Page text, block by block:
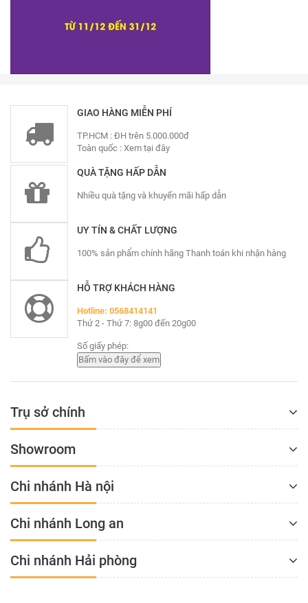
GIAO HÀNG MIỄN PHÍ
TP.HCM : ĐH trên 5.000.000đ
Toàn quốc : Xem tại đây
QUÀ TẶNG HẤP DẪN
Nhiều quà tặng và khuyến mãi hấp dẫn
UY TÍN & CHẤT LƯỢNG
100% sản phẩm chính hãng Thanh toán khi nhận hàng
HỖ TRỢ KHÁCH HÀNG
Hotline: 0568414141
Thứ 2 - Thứ 7: 8g00 đến 20g00
Số giấy phép:
Trụ sở chính
Showroom
Chi nhánh Hà nội
Chi nhánh Long an
Chi nhánh Hải phòng